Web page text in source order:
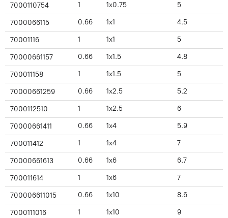
7000110754 1 1x0.75 5
7000066115 0.66 1x1 4.5
70001116 1 1x1 5
70000661157 0.66 1x1.5 4.8
700011158 1 1x1.5 5
70000661259 0.66 1x2.5 5.2
7000112510 1 1x2.5 6
70000661411 0.66 1x4 5.9
700011412 1 1x4 7
70000661613 0.66 1x6 6.7
700011614 1 1x6 7
700006611015 0.66 1x10 8.6
7000111016 1 1x10 9